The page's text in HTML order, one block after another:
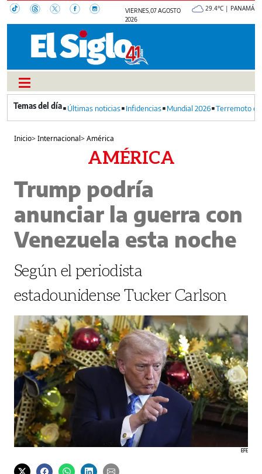
VIERNES, 07 AGOSTO
2026
29.4°C | PANAMÁ
Últimas noticias Infidencias Mundial 2026 Terremoto
Inicio>Internacional>América
AMÉRICA
Trump podría
anunciar la guerra con
Venezuela esta noche
Según el periodista
estadounidense Tucker Carlson
EFE